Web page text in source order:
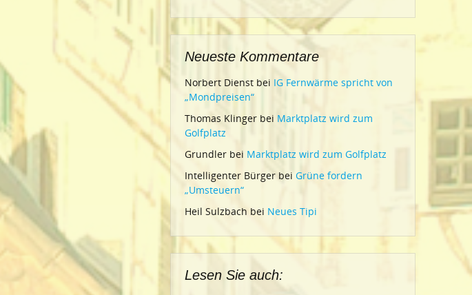
Neueste Kommentare
Norbert Dienst bei IG Fernwärme spricht von
„Mondpreisen“
Thomas Klinger bei Marktplatz wird zum
Golfplatz
Grundler bei Marktplatz wird zum Golfplatz
Intelligenter Bürger bei Grüne fordern
„Umsteuern“
Heil Sulzbach bei Neues Tipi
Lesen Sie auch: